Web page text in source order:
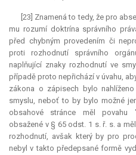
[23] Znamená to tedy, že pro
mu rozumí doktrína správního
před chybným provedením či
proti rozhodnutí správního
naplňující znaky rozhodnutí ve
případě proto nepřichází v úvahu,
zákona o zápisech bylo
smyslu, neboť to by bylo možné
obsahové stránce měl povahu
obsažené v § 65 odst. 1 s. ř. s. a
rozhodnutí, avšak který by pro
nebyl v takto předepsané formě